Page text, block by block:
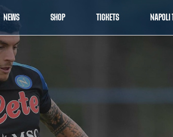
NEWS SHOP TICKETS NAPOLI